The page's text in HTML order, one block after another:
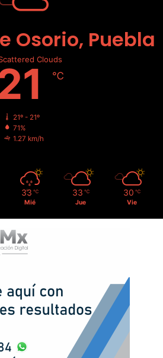
Osorio, Puebla
Clouds
℃
21º - 21º
71%
1.27 km/h
33 ℃
Mié
33 ℃
Jue
30 ℃
Vie